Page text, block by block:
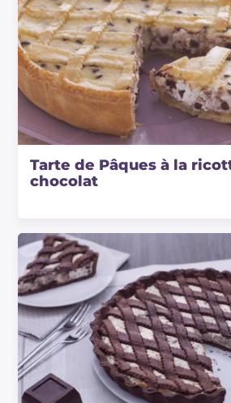
Tarte de Pâques à la
chocolat